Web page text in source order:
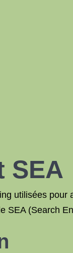
SEA
utilisées pour
SEA (Search